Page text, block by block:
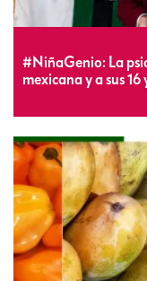
#NiñaGenio: La
mexicana y a sus